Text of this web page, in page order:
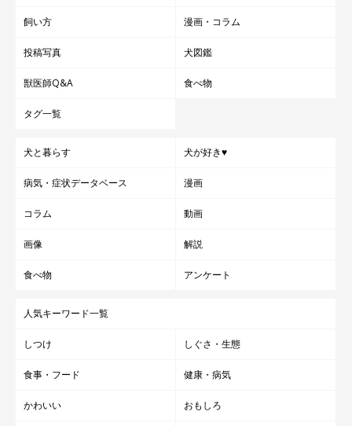
ったそうですが、今は抱っこが大好きでとくに次男の膝の上がお
気に入りなのだそう。
飼い方 漫画・コラム
投稿写真 犬図鑑
獣医師Q&A 食べ物
タグ一覧
犬と暮らす 犬が好き♥
病気・症状データベース 漫画
コラム 動画
画像 解説
食べ物 アンケート
人気キーワード一覧
しつけ しぐさ・生態
食事・フード 健康・病気
かわいい おもしろ